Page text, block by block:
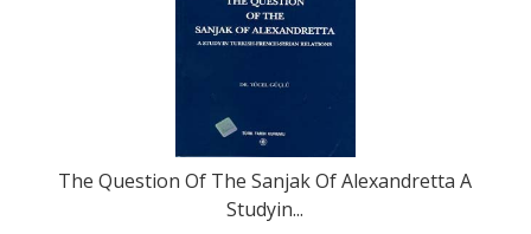
The Question Of The Sanjak Of Alexandretta A
Studyin...